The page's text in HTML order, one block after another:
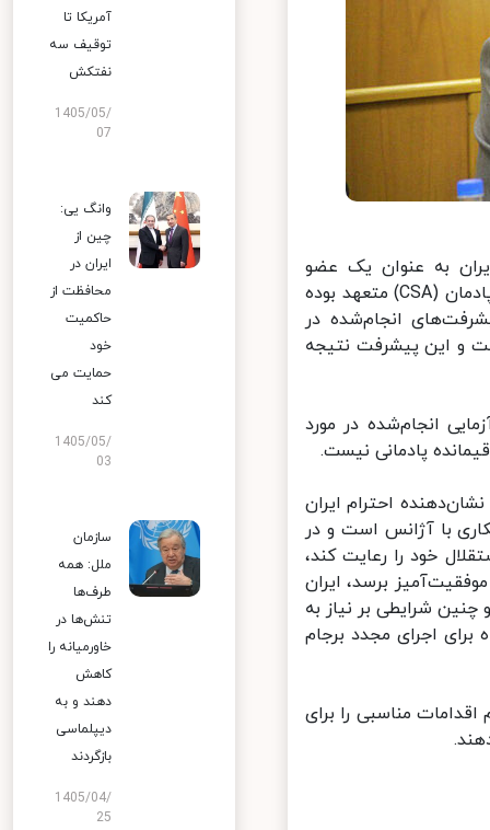
به عنوان یک عضو
مسئولیت‌پذیر ان‌پی‌تی به اجرای تعهدات خود در چارچوب موافقتنامه جامع پادمان (CSA) متعهد بوده
انجام‌شده در
و این پیشرفت نتیجه
انجام‌شده در مورد
پادمانی نیست.
مارس ۲۰۲۲ نشان‌دهنده احترام ایران
با آژانس است و در
خود را رعایت کند،
برسد، ایران
شرایطی بر نیاز به
اجرای مجدد برجام
مناسبی را برای
آمریکا تا
توقیف سه
نفتکش
1405/05/
07
وانگ یی:
چین از
ایران در
محافظت از
حاکمیت
خود
حمایت می
کند
1405/05/
03
سازمان
ملل: همه
طرف‌ها
تنش‌ها در
خاورمیانه را
کاهش
دهند و به
دیپلماسی
بازگردند
1405/04/
25